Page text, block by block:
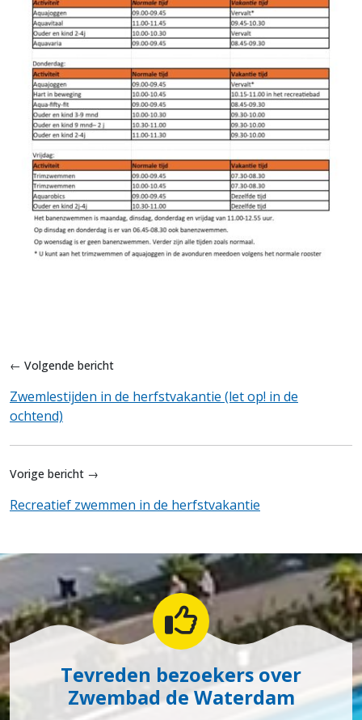
← Volgende bericht
Zwemlestijden in de herfstvakantie (let op! in de
ochtend)
Vorige bericht →
Recreatief zwemmen in de herfstvakantie
Tevreden bezoekers over
Zwembad de Waterdam